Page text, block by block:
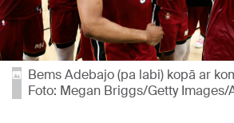
Bems Adebajo (pa labi) kopā ar
Foto: Megan Briggs/Getty Images/